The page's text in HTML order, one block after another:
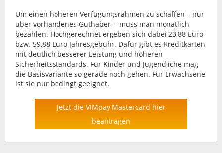
Um einen höheren Verfügungsrahmen zu schaffen – nur
über vorhandenes Guthaben – muss man monatlich
bezahlen. Hochgerechnet ergeben sich dabei 23,88 Euro
bzw. 59,88 Euro Jahresgebühr. Dafür gibt es Kreditkarten
mit deutlich besserer Leistung und höheren
Sicherheitsstandards. Für Kinder und Jugendliche mag
die Basisvariante so gerade noch gehen. Für Erwachsene
ist sie nur bedingt geeignet.
Jetzt die VIMpay Mastercard hier
beantragen